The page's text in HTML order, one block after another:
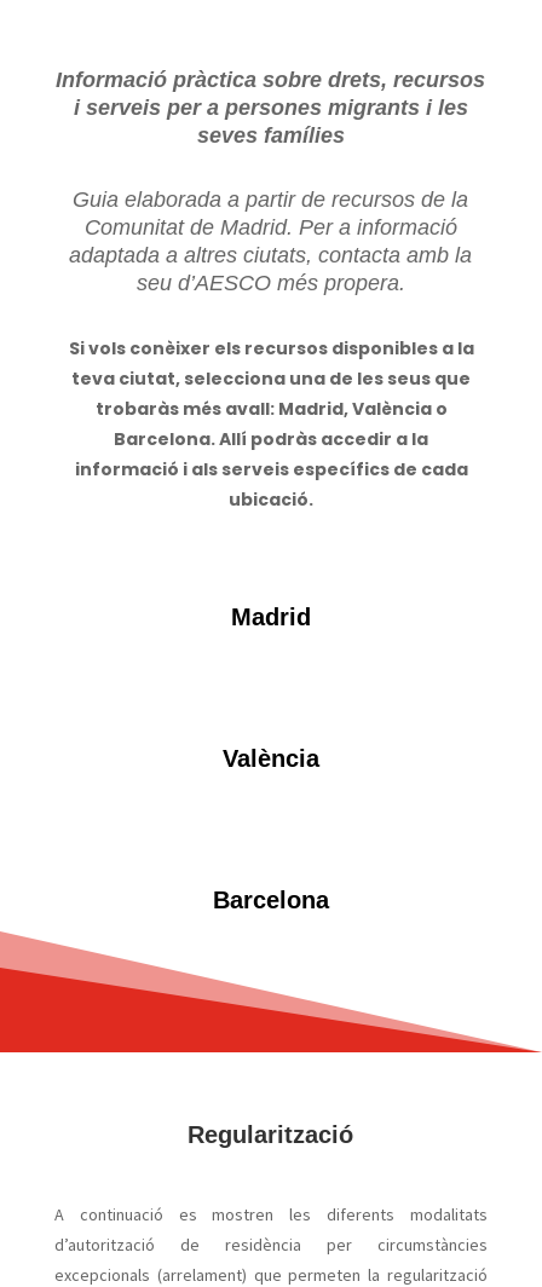
Informació pràctica sobre drets, recursos
i serveis per a persones migrants i les
seves famílies
Guia elaborada a partir de recursos de la
Comunitat de Madrid. Per a informació
adaptada a altres ciutats, contacta amb la
seu d’AESCO més propera.
Si vols conèixer els recursos disponibles a la
teva ciutat, selecciona una de les seus que
trobaràs més avall: Madrid, València o
Barcelona. Allí podràs accedir a la
informació i als serveis específics de cada
ubicació.
Madrid
València
Barcelona
Regularització
A continuació es mostren les diferents modalitats
d’autorització de residència per circumstàncies
excepcionals (arrelament) que permeten la regularització